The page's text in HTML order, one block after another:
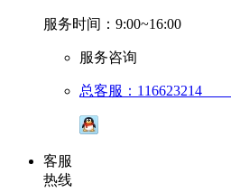
服务时间：9:00~16:00
服务咨询
总客服：116623214
客服
热线